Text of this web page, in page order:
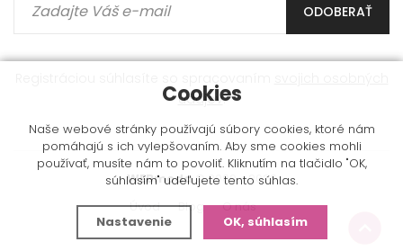
ODOBERAŤ
údajov.
WEBmoda© 2009 - 2026
Úvod
Blog O nás
Cookies
Naše webové stránky používajú súbory cookies, ktoré nám
pomáhajú s ich vylepšovaním. Aby sme cookies mohli
používať, musíte nám to povoliť. Kliknutím na tlačidlo "OK,
súhlasím" udeľujete tento súhlas.
Nastavenie OK, súhlasím